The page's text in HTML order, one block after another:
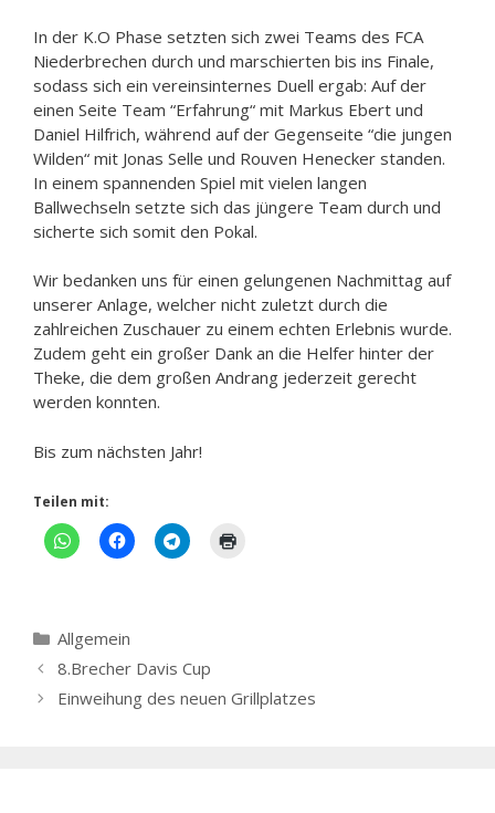
In der K.O Phase setzten sich zwei Teams des FCA
Niederbrechen durch und marschierten bis ins Finale,
sodass sich ein vereinsinternes Duell ergab: Auf der
einen Seite Team “Erfahrung“ mit Markus Ebert und
Daniel Hilfrich, während auf der Gegenseite “die jungen
Wilden“ mit Jonas Selle und Rouven Henecker standen.
In einem spannenden Spiel mit vielen langen
Ballwechseln setzte sich das jüngere Team durch und
sicherte sich somit den Pokal.
Wir bedanken uns für einen gelungenen Nachmittag auf
unserer Anlage, welcher nicht zuletzt durch die
zahlreichen Zuschauer zu einem echten Erlebnis wurde.
Zudem geht ein großer Dank an die Helfer hinter der
Theke, die dem großen Andrang jederzeit gerecht
werden konnten.
Bis zum nächsten Jahr!
Teilen mit:
Kategorien
Allgemein
8.Brecher Davis Cup
Einweihung des neuen Grillplatzes